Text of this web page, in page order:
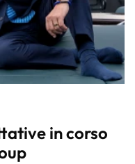
in corso